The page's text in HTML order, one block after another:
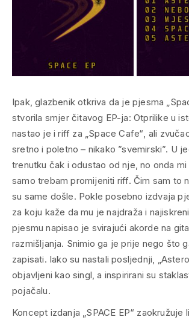
Ipak, glazbenik otkriva da je pjesma
stvorila smjer čitavog EP-ja: Otprilike u
nastao je i riff za
„Space Cafe“ , ali
sretno i poletno – nikako ”svemirski”. U
trenutku čak i odustao od nje, no onda mi
samo trebam promijeniti riff. Čim sam to
su same došle. Pokle posebno izdvaja
za koju kaže da mu je najdraža i
pjesmu napisao je svirajući akorde na
razmišljanja. Snimio ga je prije nego što
zapisati. Iako su nastali posljednji,
objavljeni kao singl, a inspirirani su
pojačalu.
Koncept izdanja „SPACE EP“ zaokružuje